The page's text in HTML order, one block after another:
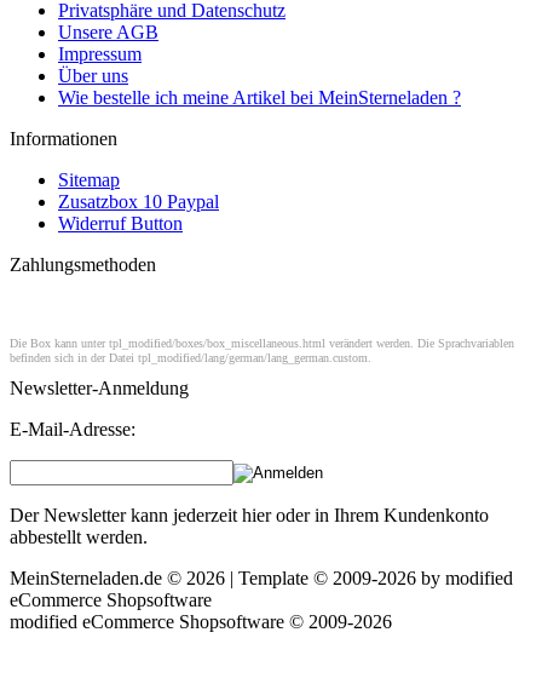
Privatsphäre und Datenschutz
Unsere AGB
Impressum
Über uns
Wie bestelle ich meine Artikel bei MeinSterneladen ?
Informationen
Sitemap
Zusatzbox 10 Paypal
Widerruf Button
Zahlungsmethoden
Die Box kann unter tpl_modified/boxes/box_miscellaneous.html verändert werden. Die Sprachvariablen
befinden sich in der Datei tpl_modified/lang/german/lang_german.custom.
Newsletter-Anmeldung
E-Mail-Adresse:
Der Newsletter kann jederzeit hier oder in Ihrem Kundenkonto
abbestellt werden.
MeinSterneladen.de © 2026 | Template © 2009-2026 by modified
eCommerce Shopsoftware
modified eCommerce Shopsoftware © 2009-2026